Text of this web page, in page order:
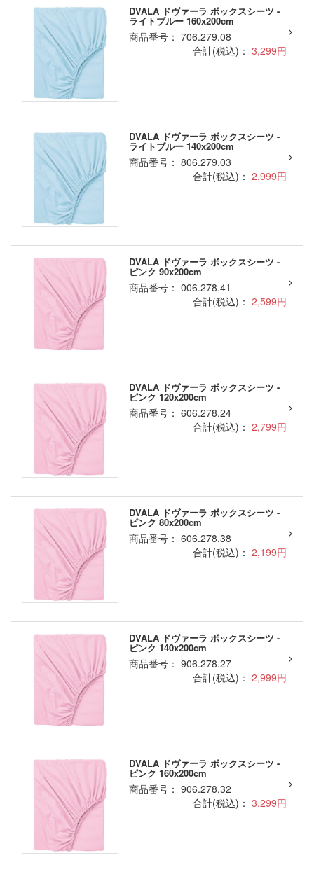
DVALA ドヴァーラ ボックスシーツ -
ライトブルー 160x200cm
商品番号： 706.279.08
合計(税込)： 3,299円
DVALA ドヴァーラ ボックスシーツ -
ライトブルー 140x200cm
商品番号： 806.279.03
合計(税込)： 2,999円
DVALA ドヴァーラ ボックスシーツ -
ピンク 90x200cm
商品番号： 006.278.41
合計(税込)： 2,599円
DVALA ドヴァーラ ボックスシーツ -
ピンク 120x200cm
商品番号： 606.278.24
合計(税込)： 2,799円
DVALA ドヴァーラ ボックスシーツ -
ピンク 80x200cm
商品番号： 606.278.38
合計(税込)： 2,199円
DVALA ドヴァーラ ボックスシーツ -
ピンク 140x200cm
商品番号： 906.278.27
合計(税込)： 2,999円
DVALA ドヴァーラ ボックスシーツ -
ピンク 160x200cm
商品番号： 906.278.32
合計(税込)： 3,299円